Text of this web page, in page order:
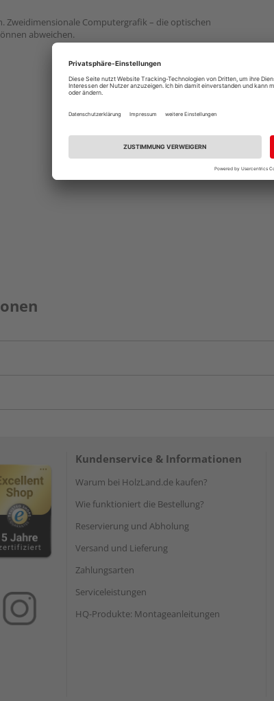
Zweidimensionale Computergrafik – die optischen
abweichen.
Kundenservice & Informationen
Warum bei HolzLand.de kaufen?
Wie funktioniert die Bestellung?
Reservierung und Abholung
Versand und Lieferung
Zahlungsarten
Serviceleistungen
HQ-Produkte: Montageanleitungen